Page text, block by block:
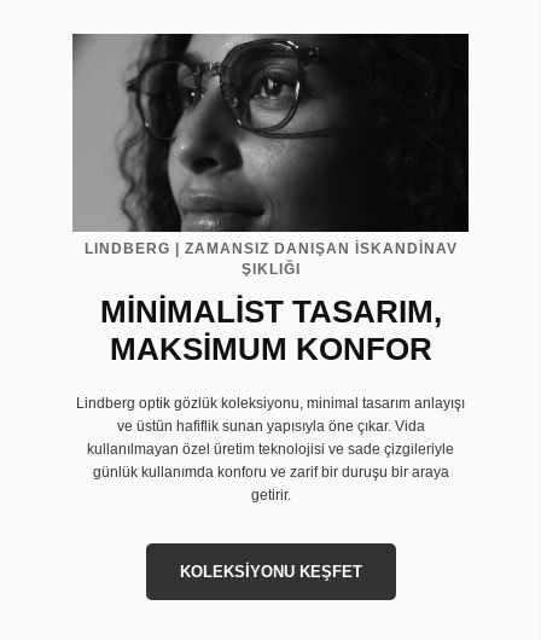
LINDBERG | ZAMANSIZ DANIŞAN İSKANDİNAV
ŞIKLIĞI
MİNİMALİST TASARIM,
MAKSİMUM KONFOR
Lindberg optik gözlük koleksiyonu, minimal tasarım anlayışı
ve üstün hafiflik sunan yapısıyla öne çıkar. Vida
kullanılmayan özel üretim teknolojisi ve sade çizgileriyle
günlük kullanımda konforu ve zarif bir duruşu bir araya
getirir.
KOLEKSİYONU KEŞFET